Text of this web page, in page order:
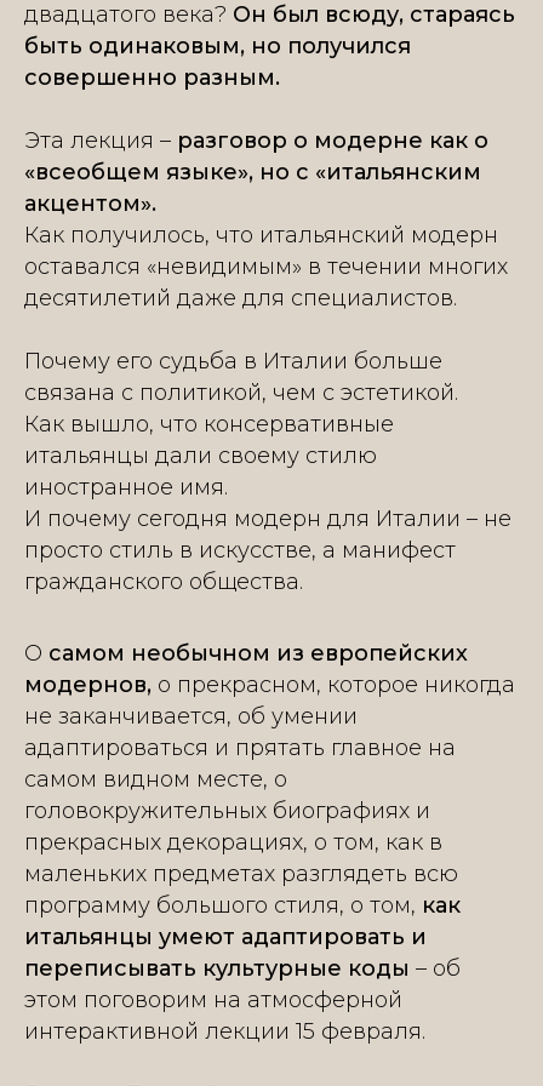
двадцатого века? Он был всюду, стараясь
быть одинаковым, но получился
совершенно разным.
Эта лекция – разговор о модерне как о
«всеобщем языке», но с «итальянским
акцентом».
Как получилось, что итальянский модерн
оставался «невидимым» в течении многих
десятилетий даже для специалистов.
Почему его судьба в Италии больше
связана с политикой, чем с эстетикой.
Как вышло, что консервативные
итальянцы дали своему стилю
иностранное имя.
И почему сегодня модерн для Италии – не
просто стиль в искусстве, а манифест
гражданского общества.
О самом необычном из европейских
модернов, о прекрасном, которое никогда
не заканчивается, об умении
адаптироваться и прятать главное на
самом видном месте, о
головокружительных биографиях и
прекрасных декорациях, о том, как в
маленьких предметах разглядеть всю
программу большого стиля, о том, как
итальянцы умеют адаптировать и
переписывать культурные коды – об
этом поговорим на атмосферной
интерактивной лекции 15 февраля.